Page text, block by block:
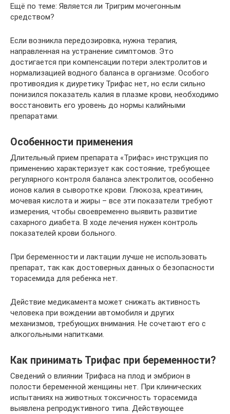
Ещё по теме: Является ли Тригрим мочегонным
средством?
Если возникла передозировка, нужна терапия,
направленная на устранение симптомов. Это
достигается при компенсации потери электролитов и
нормализацией водного баланса в организме. Особого
противоядия к диуретику Трифас нет, но если сильно
понизился показатель калия в плазме крови, необходимо
восстановить его уровень до нормы калийными
препаратами.
Особенности применения
Длительный прием препарата «Трифас» инструкция по
применению характеризует как состояние, требующее
регулярного контроля баланса электролитов, особенно
ионов калия в сыворотке крови. Глюкоза, креатинин,
мочевая кислота и жиры – все эти показатели требуют
измерения, чтобы своевременно выявить развитие
сахарного диабета. В ходе лечения нужен контроль
показателей крови больного.
При беременности и лактации лучше не использовать
препарат, так как достоверных данных о безопасности
торасемида для ребенка нет.
Действие медикамента может снижать активность
человека при вождении автомобиля и других
механизмов, требующих внимания. Не сочетают его с
алкогольными напитками.
Как принимать Трифас при беременности?
Сведений о влиянии Трифаса на плод и эмбрион в
полости беременной женщины нет. При клинических
испытаниях на животных токсичность торасемида
выявлена репродуктивного типа. Действующее